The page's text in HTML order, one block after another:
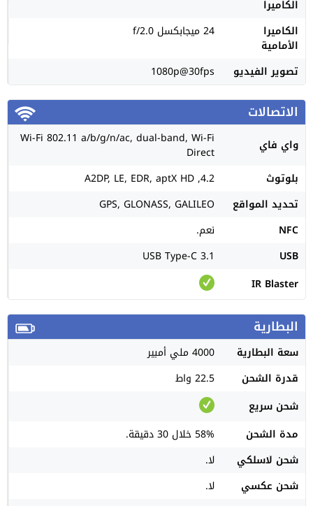
الكاميرا
الكاميرا
الأمامية
24 ميجابكسل f/2.0
تصوير الفيديو 1080p@30fps
الاتصالات
واي فاي Wi-Fi 802.11 a/b/g/n/ac, dual-band, Wi-Fi
Direct
بلوتوث
4.2, A2DP, LE, EDR, aptX HD
تحديد المواقع
GPS, GLONASS, GALILEO
NFC
نعم.
USB
USB Type-C 3.1
IR Blaster
البطارية
سعة البطارية
4000 ملي أمبير
قدرة الشحن
22.5 واط
شحن سريع
مدة الشحن
58% خلال 30 دقيقة.
شحن لاسلكي
لا.
شحن عكسي
لا.